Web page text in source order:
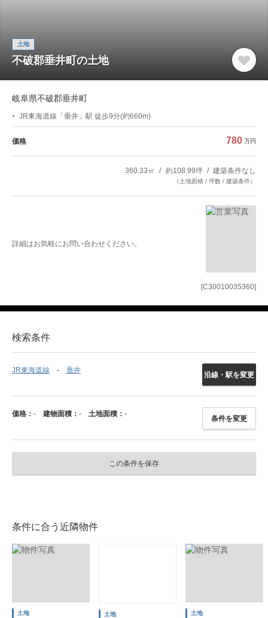
[C30010035360]
土地
不破郡垂井町の土地
岐阜県不破郡垂井町
JR東海道線「垂井」駅 徒歩9分(約660m)
価格 780 万円
360.33㎡ 約108.99坪 建築条件なし
（土地面積 / 坪数 / 建築条件）
詳細はお気軽にお問い合わせください。
検索条件
JR東海道線 垂井
沿線・駅を変更
価格： - 建物面積： - 土地面積： -
条件を変更
この条件を保存
条件に合う近隣物件
土地 土地 土地